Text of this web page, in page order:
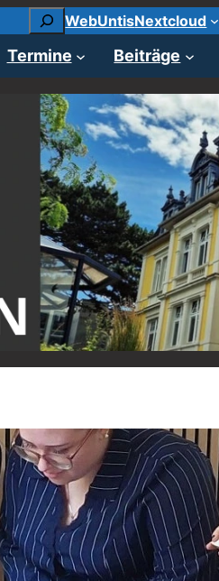
SuchenWebUntisNextcloud
Termine Beiträge